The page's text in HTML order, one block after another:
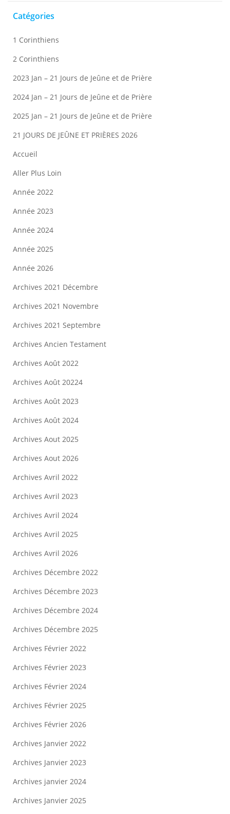
Catégories
1 Corinthiens
2 Corinthiens
2023 Jan – 21 Jours de Jeûne et de Prière
2024 Jan – 21 Jours de Jeûne et de Prière
2025 Jan – 21 Jours de Jeûne et de Prière
21 JOURS DE JEÛNE ET PRIÈRES 2026
Accueil
Aller Plus Loin
Année 2022
Année 2023
Année 2024
Année 2025
Année 2026
Archives 2021 Décembre
Archives 2021 Novembre
Archives 2021 Septembre
Archives Ancien Testament
Archives Août 2022
Archives Août 20224
Archives Août 2023
Archives Août 2024
Archives Aout 2025
Archives Aout 2026
Archives Avril 2022
Archives Avril 2023
Archives Avril 2024
Archives Avril 2025
Archives Avril 2026
Archives Décembre 2022
Archives Décembre 2023
Archives Décembre 2024
Archives Décembre 2025
Archives Février 2022
Archives Février 2023
Archives Février 2024
Archives Février 2025
Archives Février 2026
Archives Janvier 2022
Archives Janvier 2023
Archives janvier 2024
Archives Janvier 2025